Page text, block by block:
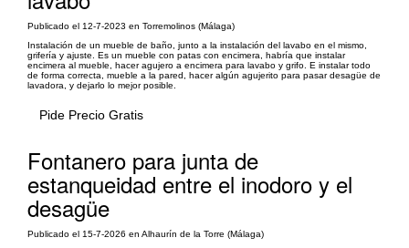
Publicado el 12-7-2023 en Torremolinos (Málaga)
Instalación de un mueble de baño, junto a la instalación del lavabo en el mismo,
grifería y ajuste. Es un mueble con patas con encimera, habría que instalar
encimera al mueble, hacer agujero a encimera para lavabo y grifo. E instalar todo
de forma correcta, mueble a la pared, hacer algún agujerito para pasar desagüe de
lavadora, y dejarlo lo mejor posible.
Pide Precio Gratis
Fontanero para junta de
estanqueidad entre el inodoro y el
desagüe
Publicado el 15-7-2026 en Alhaurín de la Torre (Málaga)